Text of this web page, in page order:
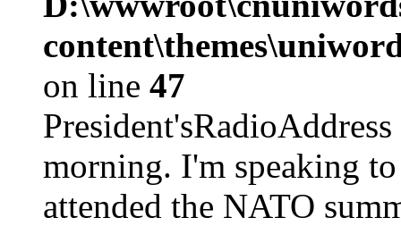
on line 47
morning. I'm speaking
attended the NATO